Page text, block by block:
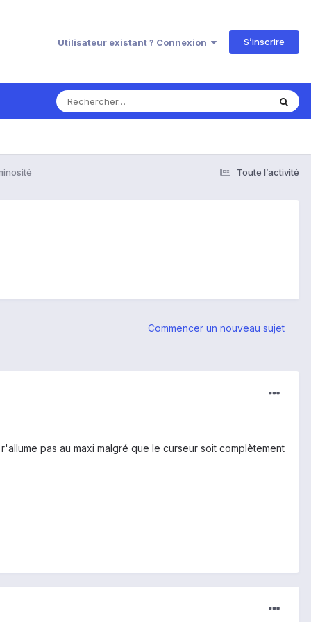
Utilisateur existant ? Connexion S’inscrire
Toute l’activité
Commencer un nouveau sujet
pas au maxi malgré que le curseur soit complètement